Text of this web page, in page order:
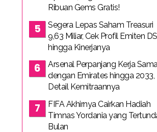
Ribuan Gems Gratis!
Segera Lepas Saham Treasuri
9,63 Miliar, Cek Profil Emiten
hingga Kinerjanya
Arsenal Perpanjang Kerja
dengan Emirates hingga 2033,
Detail Kemitraannya
FIFA Akhirnya Cairkan Hadiah
Timnas Yordania yang
Bulan